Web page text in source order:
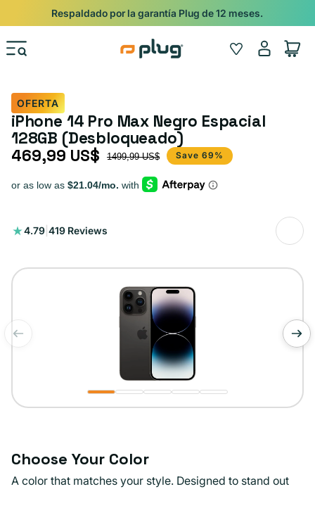
Ir al contenido
Respaldado por la garantía Plug de 12 meses.
Wishlist
Iniciar
sesión
Carrito
OFERTA
iPhone 14 Pro Max Negro Espacial
128GB (Desbloqueado)
Precio de oferta
469,99 US$
Precio habitual 1499,99 US$ Save 69%
4.79 419 Reviews
419
Choose Your Color
A color that matches your style. Designed to stand out